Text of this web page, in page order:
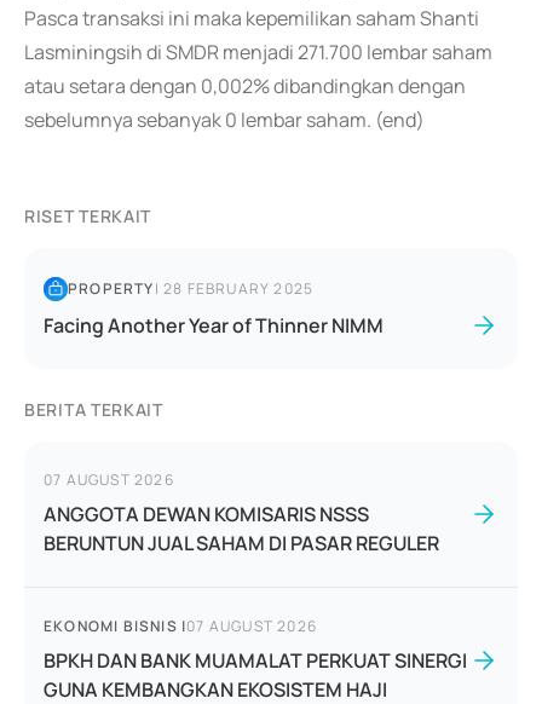
Pasca transaksi ini maka kepemilikan saham Shanti
Lasminingsih di SMDR menjadi 271.700 lembar saham
atau setara dengan 0,002% dibandingkan dengan
sebelumnya sebanyak 0 lembar saham. (end)
RISET TERKAIT
PROPERTY|28 FEBRUARY 2025
Facing Another Year of Thinner NIMM
BERITA TERKAIT
07 AUGUST 2026
ANGGOTA DEWAN KOMISARIS NSSS
BERUNTUN JUAL SAHAM DI PASAR REGULER
EKONOMI BISNIS |07 AUGUST 2026
BPKH DAN BANK MUAMALAT PERKUAT SINERGI
GUNA KEMBANGKAN EKOSISTEM HAJI